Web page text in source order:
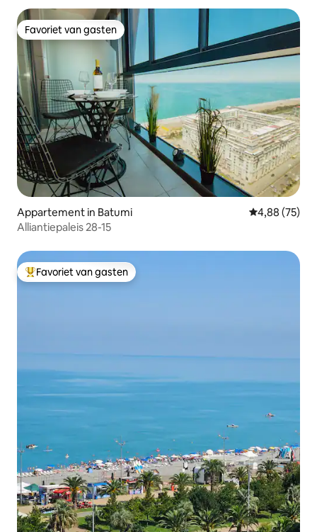
Favoriet van gasten
Favoriet van gasten
Appartement in Batumi Gemiddelde
4,88 (75)
Alliantiepaleis 28-15
Topfavoriet van gasten
Favoriet van gasten